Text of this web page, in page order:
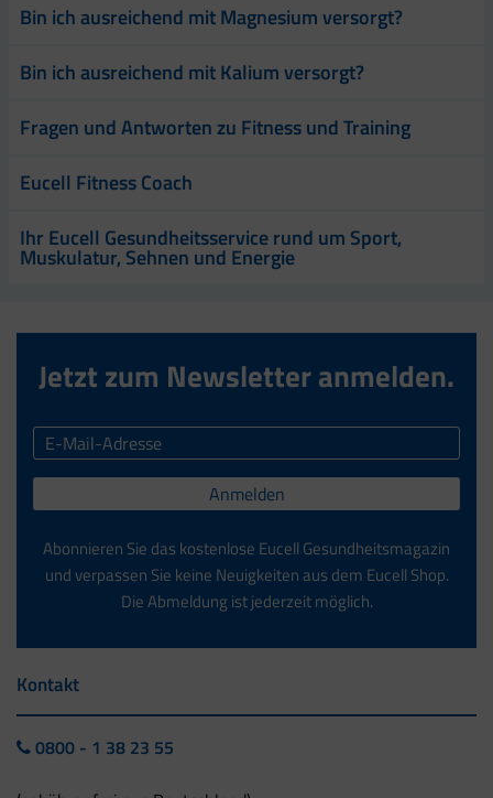
Bin ich ausreichend mit Magnesium versorgt?
Bin ich ausreichend mit Kalium versorgt?
Fragen und Antworten zu Fitness und Training
Eucell Fitness Coach
Ihr Eucell Gesundheitsservice rund um Sport,
Muskulatur, Sehnen und Energie
Jetzt zum Newsletter anmelden.
Anmelden
Abonnieren Sie das kostenlose Eucell Gesundheitsmagazin
und verpassen Sie keine Neuigkeiten aus dem Eucell Shop.
Die Abmeldung ist jederzeit möglich.
Kontakt
0800 - 1 38 23 55